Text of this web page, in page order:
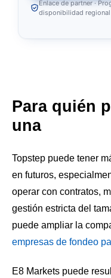
Enlace de partner ·
disponibilidad regional
Para quién
una
Topstep puede tener
en futuros,
operar con contratos,
gestión estricta del
puede ampliar la
empresas de fondeo
E8 Markets puede